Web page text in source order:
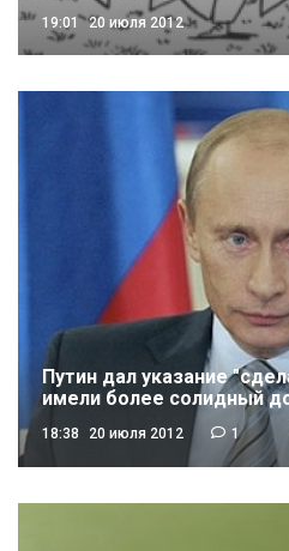
19:01 20 июля 2012
Путин дал указание
имели более солидный
18:38 20 июля 2012 1